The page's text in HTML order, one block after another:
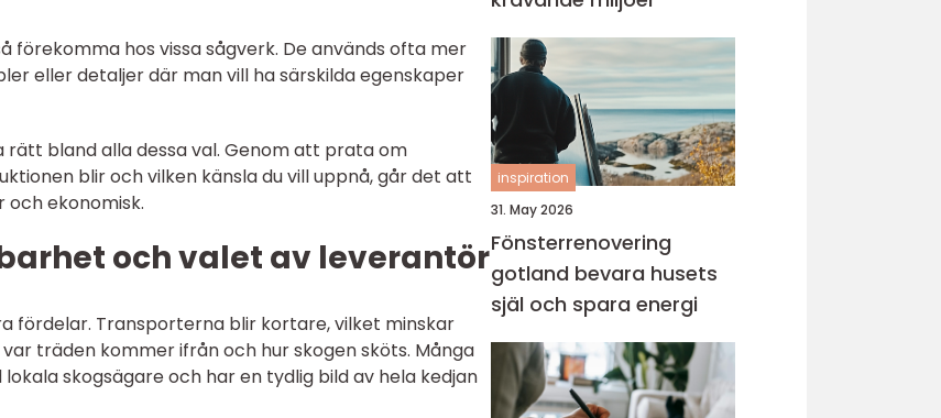
förekomma hos vissa sågverk. De används ofta mer
eller detaljer där man vill ha särskilda egenskaper
bland alla dessa val. Genom att prata om
blir och vilken känsla du vill uppnå, går det att
och ekonomisk.
och valet av leverantör
fördelar. Transporterna blir kortare, vilket minskar
träden kommer ifrån och hur skogen sköts. Många
skogsägare och har en tydlig bild av hela kedjan
inspiration
31. May 2026
Fönsterrenovering
gotland bevara husets
själ och spara energi